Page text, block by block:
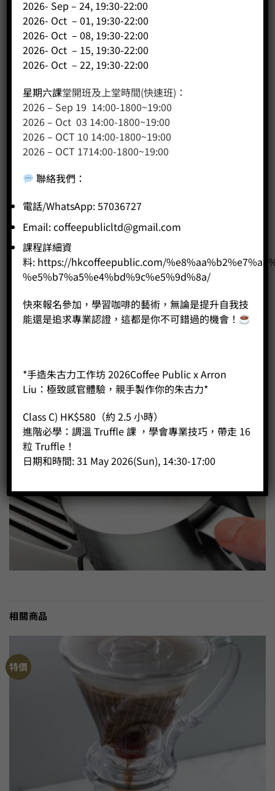
相關商品
特價
2026- Sep – 24, 19:30-22:00
2026- Oct – 01, 19:30-22:00
2026- Oct – 08, 19:30-22:00
2026- Oct – 15, 19:30-22:00
2026- Oct – 22, 19:30-22:00
星期六課堂開班及上堂時間(快速班)：
2026 – Sep 19 14:00-1800~19:00
2026 – Oct 03 14:00-1800~19:00
2026 – OCT 10 14:00-1800~19:00
2026 – OCT 1714:00-1800~19:00
聯絡我們 ：
電話/WhatsApp: 57036727
Email:coffeepublicltd@gmail.com
課程詳細資
料: https://hkcoffeepublic.com/
%e5%b7%a5%e4%bd%9c%e5%9d%8a/
快來報名參加，學習咖啡的藝術，無論是提升自我技
能還是追求專業認證，這都是你不可錯過的機會！
*手造朱古力工作坊 2026Coffee Public x Arron
Liu：極致感官體驗，親手製作你的朱古力*
Class C) HK$580（約 2.5 小時）
進階必學：調溫 Truffle 課 ，學會專業技巧，帶走 16
粒 Truffle！
日期和時間: 31 May 2026(Sun), 14:30-17:00